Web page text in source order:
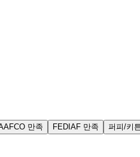
만족 FEDIAF 만족 퍼피/키